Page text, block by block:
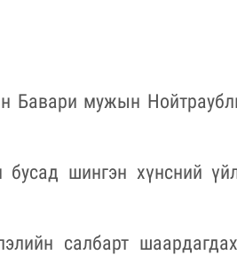
мужын
шингэн хүнсний
салбарт